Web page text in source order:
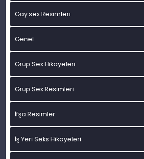
Gay sex Resimleri
Genel
Grup Sex Hikayeleri
Grup Sex Resimleri
İfşa Resimler
İş Yeri Seks Hikayeleri